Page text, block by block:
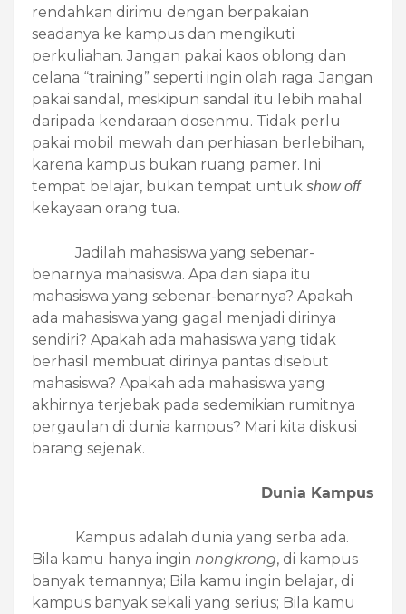
rendahkan dirimu dengan berpakaian
seadanya ke kampus dan mengikuti
perkuliahan. Jangan pakai kaos oblong dan
celana “training” seperti ingin olah raga. Jangan
pakai sandal, meskipun sandal itu lebih mahal
daripada kendaraan dosenmu. Tidak perlu
pakai mobil mewah dan perhiasan berlebihan,
karena kampus bukan ruang pamer. Ini
tempat belajar, bukan tempat untuk show off
kekayaan orang tua.
Jadilah mahasiswa yang sebenar-
benarnya mahasiswa. Apa dan siapa itu
mahasiswa yang sebenar-benarnya? Apakah
ada mahasiswa yang gagal menjadi dirinya
sendiri? Apakah ada mahasiswa yang tidak
berhasil membuat dirinya pantas disebut
mahasiswa? Apakah ada mahasiswa yang
akhirnya terjebak pada sedemikian rumitnya
pergaulan di dunia kampus? Mari kita diskusi
barang sejenak.
Dunia Kampus
Kampus adalah dunia yang serba ada.
Bila kamu hanya ingin nongkrong, di kampus
banyak temannya; Bila kamu ingin belajar, di
kampus banyak sekali yang serius; Bila kamu